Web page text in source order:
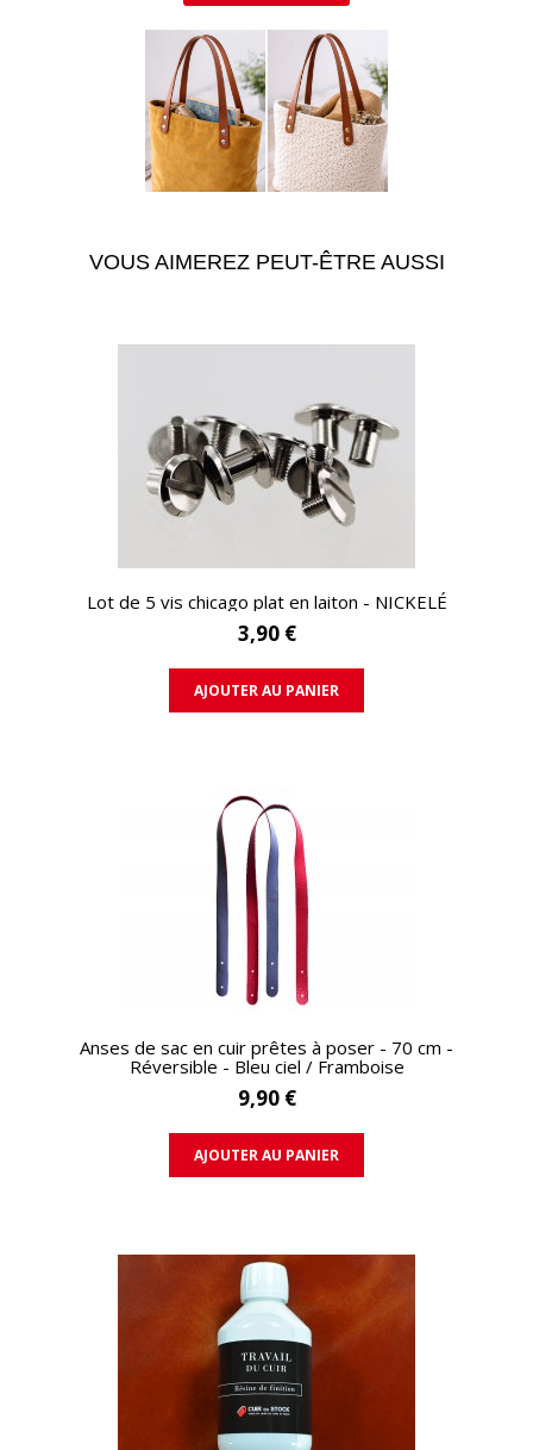
VOUS AIMEREZ PEUT-ÊTRE AUSSI
APERÇU RAPIDE
Lot de 5 vis chicago plat en laiton - NICKELÉ
3,90 €
AJOUTER AU PANIER
APERÇU RAPIDE
Anses de sac en cuir prêtes à poser - 70 cm -
Réversible - Bleu ciel / Framboise
9,90 €
AJOUTER AU PANIER